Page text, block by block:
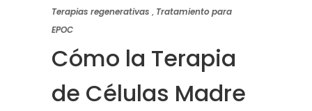
Terapias regenerativas , Tratamiento para
EPOC
Cómo la Terapia
de Células Madre